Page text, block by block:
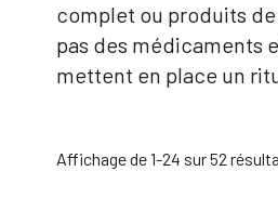
complet ou produits
pas des médicaments
mettent en place un
Affichage de 1-24 sur 52